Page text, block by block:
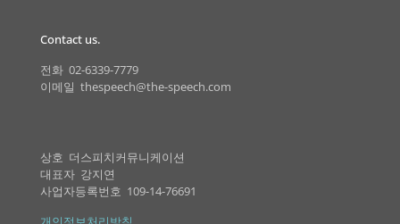
Contact us.
전화 02-6339-7779
이메일 thespeech@the-speech.com
상호 더스피치커뮤니케이션
대표자 강지연
사업자등록번호 109-14-76691